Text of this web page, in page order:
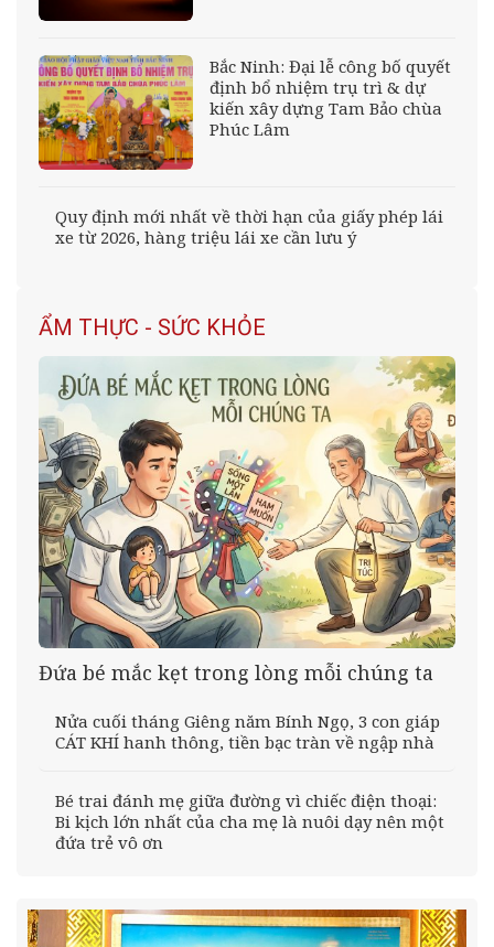
Bắc Ninh: Đại lễ công bố quyết
định bổ nhiệm trụ trì & dự
kiến xây dựng Tam Bảo chùa
Phúc Lâm
Quy định mới nhất về thời hạn của giấy phép lái
xe từ 2026, hàng triệu lái xe cần lưu ý
ẨM THỰC - SỨC KHỎE
Đứa bé mắc kẹt trong lòng mỗi chúng ta
Nửa cuối tháng Giêng năm Bính Ngọ, 3 con giáp
CÁT KHÍ hanh thông, tiền bạc tràn về ngập nhà
Bé trai đánh mẹ giữa đường vì chiếc điện thoại:
Bi kịch lớn nhất của cha mẹ là nuôi dạy nên một
đứa trẻ vô ơn